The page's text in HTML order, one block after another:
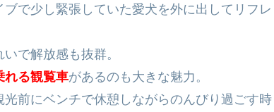
で少し緊張していた愛犬を外に出してリフレ
で解放感も抜群。
れる観覧車があるのも大きな魅力。
前にベンチで休憩しながらのんびり過ごす時